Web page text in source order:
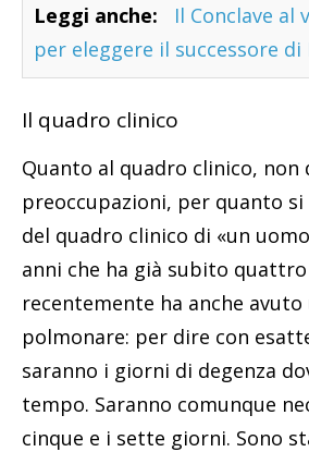
Leggi anche:
Il Conclave al
per eleggere il successore di
Il quadro clinico
Quanto al quadro clinico, non
preoccupazioni, per quanto
del quadro clinico di «un
anni che ha già subito
recentemente ha anche avuto
polmonare: per dire con
saranno i giorni di degenza
tempo. Saranno comunque
cinque e i sette giorni. Sono